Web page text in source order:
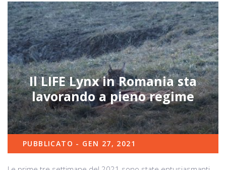
Il LIFE Lynx in Romania sta
lavorando a pieno regime
PUBBLICATO - GEN 27, 2021